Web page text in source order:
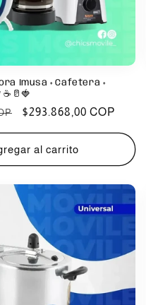
Imusa + Cafetera +
Precio
oferta
$293.868,00 COP
al carrito